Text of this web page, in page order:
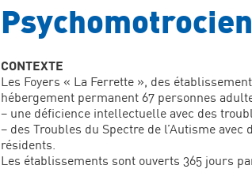
CONTEXTE
Les Foyers « La Ferrette », des
hébergement permanent 67 personnes
– une déficience intellectuelle avec des
– des Troubles du Spectre de l’Autisme
résidents.
Les établissements sont ouverts 365 jours